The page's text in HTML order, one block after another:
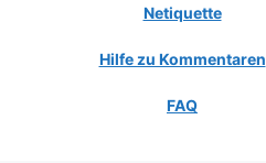
Netiquette
Hilfe zu Kommentaren
FAQ